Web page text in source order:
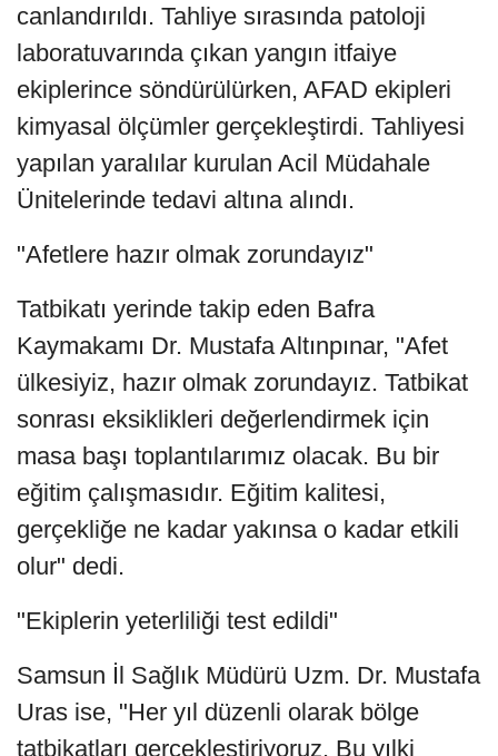
canlandırıldı. Tahliye sırasında patoloji
laboratuvarında çıkan yangın itfaiye
ekiplerince söndürülürken, AFAD ekipleri
kimyasal ölçümler gerçekleştirdi. Tahliyesi
yapılan yaralılar kurulan Acil Müdahale
Ünitelerinde tedavi altına alındı.
"Afetlere hazır olmak zorundayız"
Tatbikatı yerinde takip eden Bafra
Kaymakamı Dr. Mustafa Altınpınar, "Afet
ülkesiyiz, hazır olmak zorundayız. Tatbikat
sonrası eksiklikleri değerlendirmek için
masa başı toplantılarımız olacak. Bu bir
eğitim çalışmasıdır. Eğitim kalitesi,
gerçekliğe ne kadar yakınsa o kadar etkili
olur" dedi.
"Ekiplerin yeterliliği test edildi"
Samsun İl Sağlık Müdürü Uzm. Dr. Mustafa
Uras ise, "Her yıl düzenli olarak bölge
tatbikatları gerçekleştiriyoruz. Bu yılki